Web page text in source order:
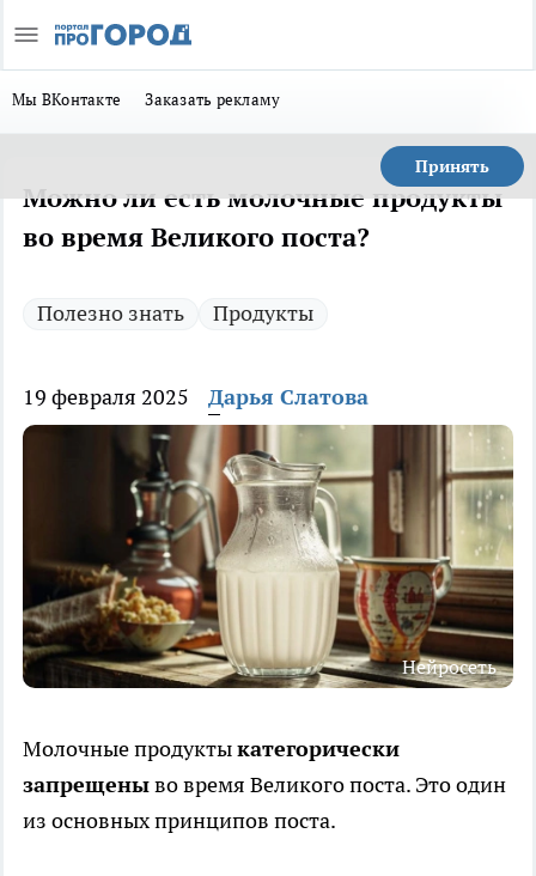
Мы ВКонтакте Заказать рекламу
Принять
Можно ли есть молочные продукты
во время Великого поста?
Полезно знать Продукты
19 февраля 2025 Дарья Слатова
Нейросеть
Молочные продуктыкатегорически
запрещеныво время Великого поста. Это один
из основных принципов поста.